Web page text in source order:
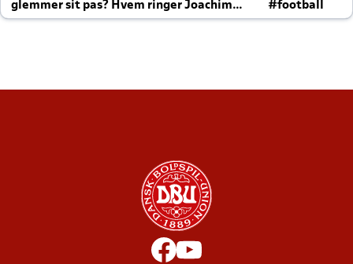
glemmer sit pas? Hvem ringer Joachim
altid til efter kampe?
#football